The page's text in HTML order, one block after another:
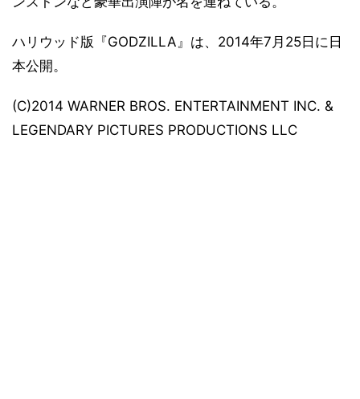
ハリウッド版『GODZILLA』は、2014年7月25日に日
本公開。
(C)2014 WARNER BROS. ENTERTAINMENT INC. &
LEGENDARY PICTURES PRODUCTIONS LLC